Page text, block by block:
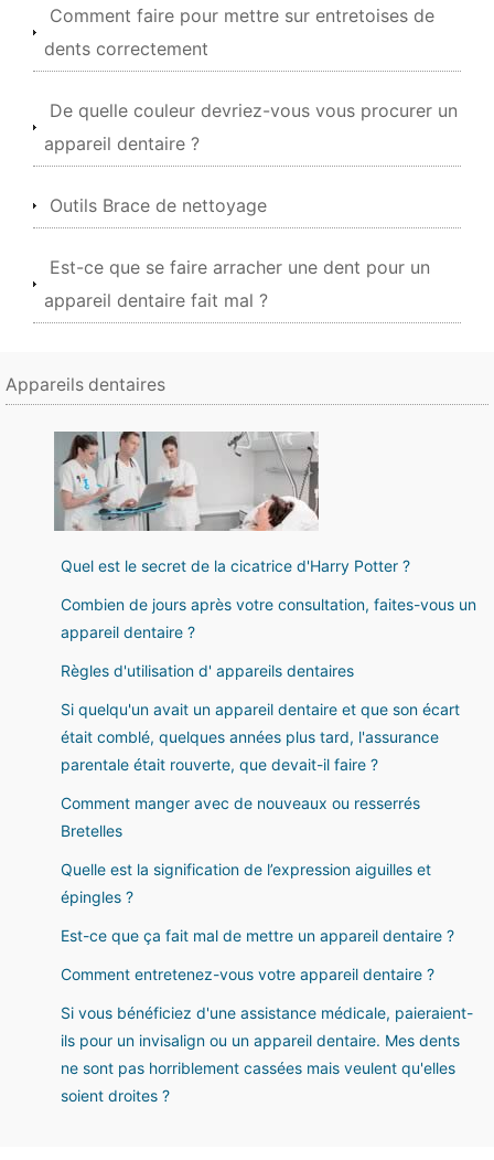
Comment faire pour mettre sur entretoises de
dents correctement
De quelle couleur devriez-vous vous procurer un
appareil dentaire ?
Outils Brace de nettoyage
Est-ce que se faire arracher une dent pour un
appareil dentaire fait mal ?
Appareils dentaires
Quel est le secret de la cicatrice d'Harry Potter ?
Combien de jours après votre consultation, faites-vous un
appareil dentaire ?
Règles d'utilisation d' appareils dentaires
Si quelqu'un avait un appareil dentaire et que son écart
était comblé, quelques années plus tard, l'assurance
parentale était rouverte, que devait-il faire ?
Comment manger avec de nouveaux ou resserrés
Bretelles
Quelle est la signification de l’expression aiguilles et
épingles ?
Est-ce que ça fait mal de mettre un appareil dentaire ?
Comment entretenez-vous votre appareil dentaire ?
Si vous bénéficiez d'une assistance médicale, paieraient-
ils pour un invisalign ou un appareil dentaire. Mes dents
ne sont pas horriblement cassées mais veulent qu'elles
soient droites ?